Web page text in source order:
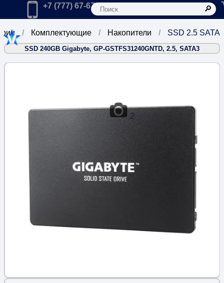
Главная
Позвонить в компанию по телефону:
+7 (777) 67-67-666
SSD 2.5 SATA
Накопители
Комплектующие
SSD 240GB Gigabyte, GP-GSTFS31240GNTD, 2.5, SATA3
2